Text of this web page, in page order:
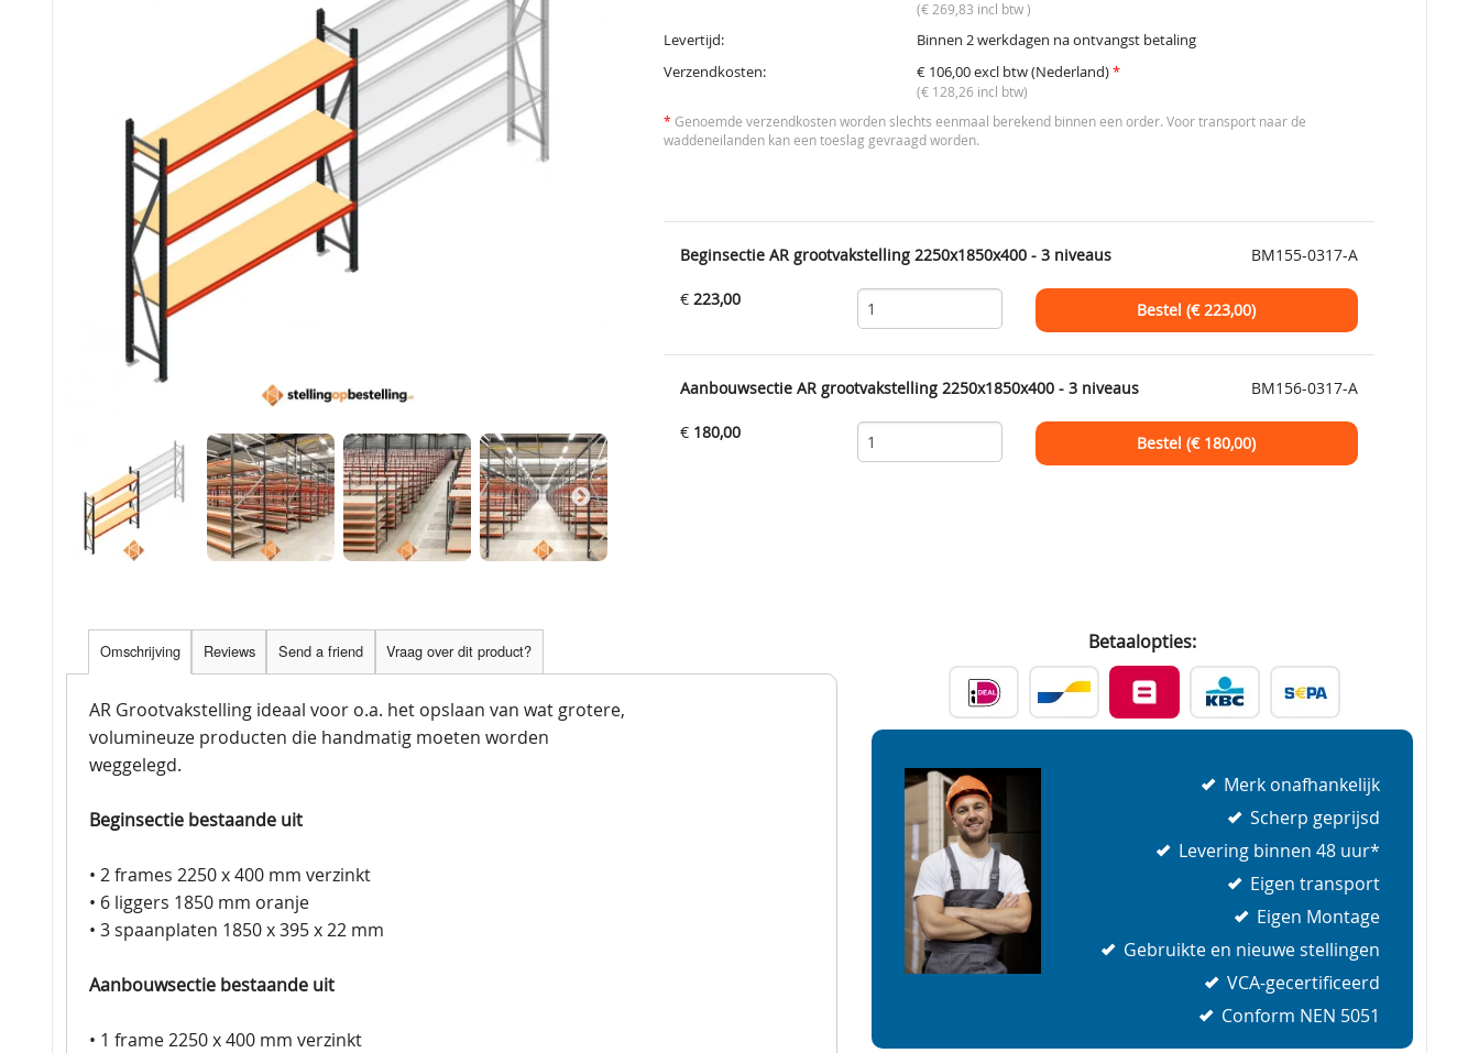
(€ 269,83 incl btw )
Levertijd:
Binnen 2 werkdagen na ontvangst betaling
Verzendkosten:
€ 106,00 excl btw (Nederland)*
(€ 128,26 incl btw)
* Genoemde verzendkosten worden slechts eenmaal berekend binnen een order. Voor transport naar de
waddeneilanden kan een toeslag gevraagd worden.
Beginsectie AR grootvakstelling 2250x1850x400 - 3 niveaus BM155-0317-A
€ 223,00
Bestel (€223,00)
Aanbouwsectie AR grootvakstelling 2250x1850x400 - 3 niveaus BM156-0317-A
€ 180,00
Bestel (€ 180,00)
Betaalopties:
Merk onafhankelijk
Scherp geprijsd
Levering binnen 48 uur*
Eigen transport
Eigen Montage
Gebruikte en nieuwe stellingen
VCA-gecertificeerd
Conform NEN 5051
Omschrijving Reviews Send a friend Vraag over dit product?
AR Grootvakstelling ideaal voor o.a. het opslaan van wat grotere,
volumineuze producten die handmatig moeten worden
weggelegd.
Beginsectie bestaande uit
• 2 frames 2250 x 400 mm verzinkt
• 6 liggers 1850 mm oranje
• 3 spaanplaten 1850 x 395 x 22 mm
Aanbouwsectie bestaande uit
• 1 frame 2250 x 400 mm verzinkt